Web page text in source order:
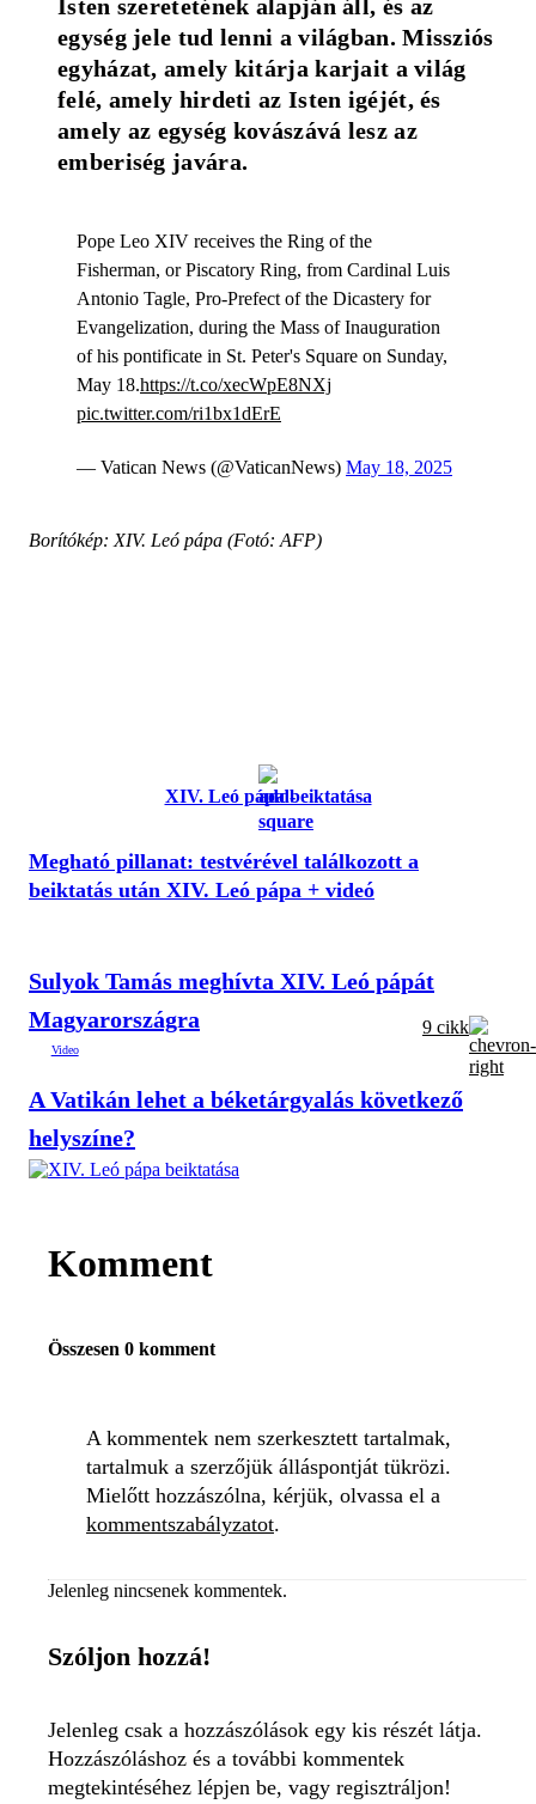
Isten szeretetének alapján áll, és az
egység jele tud lenni a világban. Missziós
egyházat, amely kitárja karjait a világ
felé, amely hirdeti az Isten igéjét, és
amely az egység kovászává lesz az
emberiség javára.
Pope Leo XIV receives the Ring of the
Fisherman, or Piscatory Ring, from Cardinal Luis
Antonio Tagle, Pro-Prefect of the Dicastery for
Evangelization, during the Mass of Inauguration
of his pontificate in St. Peter's Square on Sunday,
May 18.https://t.co/xecWpE8NXj
pic.twitter.com/ri1bx1dErE
— Vatican News (@VaticanNews) May 18, 2025
Borítókép: XIV. Leó pápa (Fotó: AFP)
XIV. Leó pápa beiktatása
Megható pillanat: testvérével találkozott a
beiktatás után XIV. Leó pápa + videó
Sulyok Tamás meghívta XIV. Leó pápát
Magyarországra
A Vatikán lehet a béketárgyalás következő
helyszíne?
9 cikk
Komment
Összesen 0 komment
A kommentek nem szerkesztett tartalmak,
tartalmuk a szerzőjük álláspontját tükrözi.
Mielőtt hozzászólna, kérjük, olvassa el a
kommentszabályzatot.
Jelenleg nincsenek kommentek.
Szóljon hozzá!
Jelenleg csak a hozzászólások egy kis részét látja.
Hozzászóláshoz és a további kommentek
megtekintéséhez lépjen be, vagy regisztráljon!